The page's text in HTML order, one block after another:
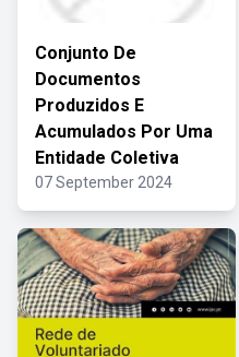
Conjunto De
Documentos
Produzidos E
Acumulados Por Uma
Entidade Coletiva
07 September 2024